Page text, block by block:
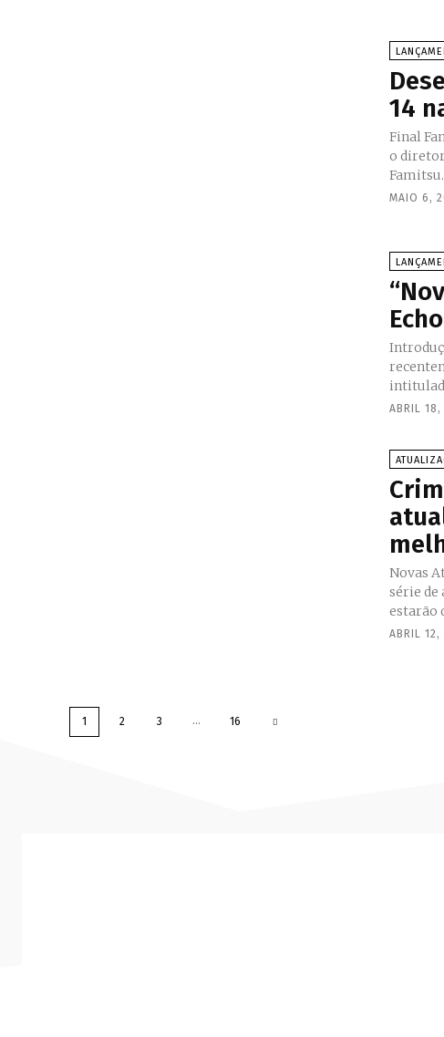
14
Final
o
MAIO 6,
ABRIL
Novas
série de
estarão
ABRIL 12,
1 2 3 ... 16